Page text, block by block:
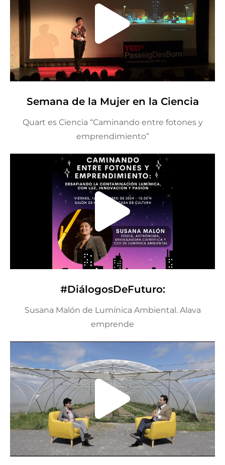
Semana de la Mujer en la Ciencia
Quart es Ciencia “Caminando entre fotones y
emprendimiento”
#DiálogosDeFuturo:
Susana Malón de Lumínica Ambiental. Alava
emprende